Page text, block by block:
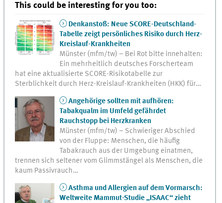
This could be interesting for you too:
Denkanstoß: Neue SCORE-Deutschland-
Tabelle zeigt persönliches Risiko durch Herz-
Kreislauf-Krankheiten
Münster (mfm/tw) – Bei Rot bitte innehalten:
Ein mehrheitlich deutsches Forscherteam
hat eine aktualisierte SCORE-Risikotabelle zur
Sterblichkeit durch Herz-Kreislauf-Krankheiten (HKK) für…
Angehörige sollten mit aufhören:
Tabakqualm im Umfeld gefährdet
Rauchstopp bei Herzkranken
Münster (mfm/tw) – Schwieriger Abschied
von der Fluppe: Menschen, die häufig
Tabakrauch aus der Umgebung einatmen,
trennen sich seltener vom Glimmstängel als Menschen, die
kaum Passivrauch…
Asthma und Allergien auf dem Vormarsch:
Weltweite Mammut-Studie „ISAAC“ zieht